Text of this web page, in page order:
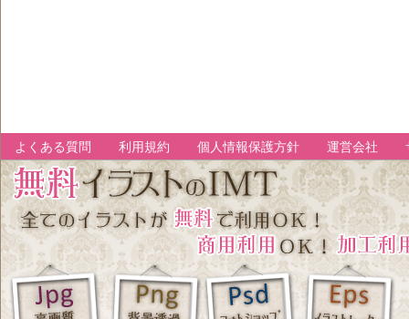
よくある質問 利用規約 個人情報保護方針 運営会社